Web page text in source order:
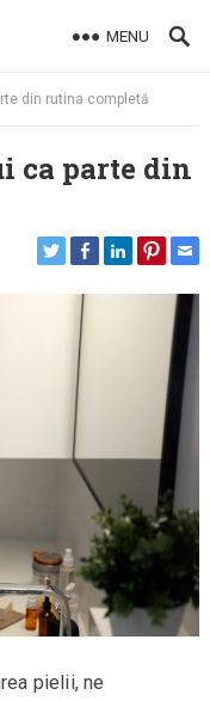
MENU
din rutina completă
ca parte din
pielii, ne